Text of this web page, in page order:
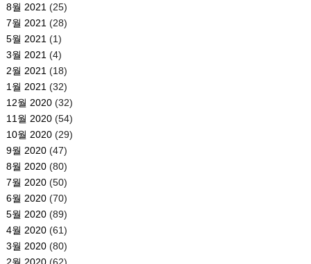
8월 2021 (25)
7월 2021 (28)
5월 2021 (1)
3월 2021 (4)
2월 2021 (18)
1월 2021 (32)
12월 2020(32)
11월 2020(54)
10월 2020(29)
9월 2020(47)
8월 2020(80)
7월 2020(50)
6월 2020(70)
5월 2020(89)
4월 2020(61)
3월 2020(80)
2월 2020(62)